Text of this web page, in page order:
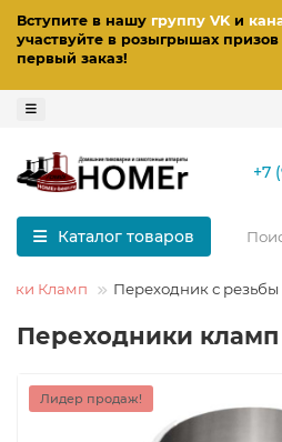
Вступите в нашу группу VKи
участвуйте в розыгрышах призов
первый заказ!
+7
Каталог товаров
Кламп Переходник с резьбы
Переходники кламп
Лидер продаж!